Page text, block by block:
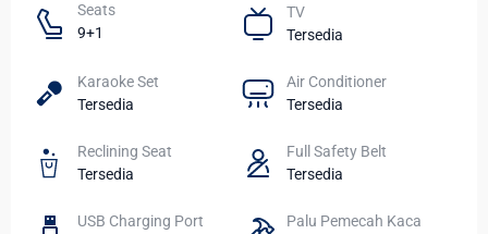
Seats​
9+1
TV​
Tersedia
Karaoke Set
Tersedia
Air Conditioner
Tersedia
Reclining Seat
Tersedia
Full Safety Belt
Tersedia
USB Charging Port
Palu Pemecah Kaca